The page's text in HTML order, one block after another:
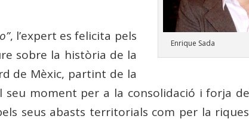
Enrique Sada
, l’expert es felicita pels
sobre la història de la
de Mèxic, partint de la
moment per a la consolidació i forja
seus abasts territorials com per la